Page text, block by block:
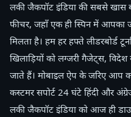
लकी जैकपॉट इंडिया की सबसे खास
फीचर, जहाँ एक ही स्पिन में आपका
मिलता है। हम हर हफ्ते लीडरबोर्ड
खिलाड़ियों को लग्जरी गैजेट्स,
जाते हैं। मोबाइल ऐप के जरिए आप
कस्टमर सपोर्ट 24 घंटे हिंदी और
लकी जैकपॉट इंडिया को आज ही